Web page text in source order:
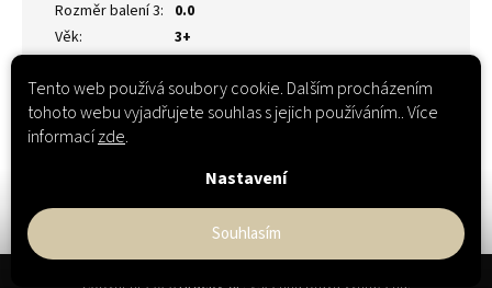
Tento web používá soubory cookie. Dalším procházením
tohoto webu vyjadřujete souhlas s jejich používáním.. Více
informacízde.
Nastavení
Souhlasím
Rozměr balení 3: 0.0
Věk: 3+